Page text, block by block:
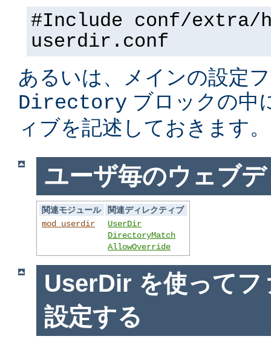
#Include conf/extra/
userdir.conf
あるいは、メインの設定
Directory ブロックの中
ィブを記述しておきます。
ユーザ毎のウェブ
関連モジュール
関連ディレクティブ
mod_userdir
UserDir
DirectoryMatch
AllowOverride
UserDir を使ってフ
設定する